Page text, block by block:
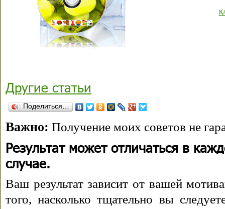
Другие статьи
Поделиться…
Важно: Получение моих советов не
Результат может отличаться в
случае.
Ваш результат зависит от вашей
того, насколько тщательно вы